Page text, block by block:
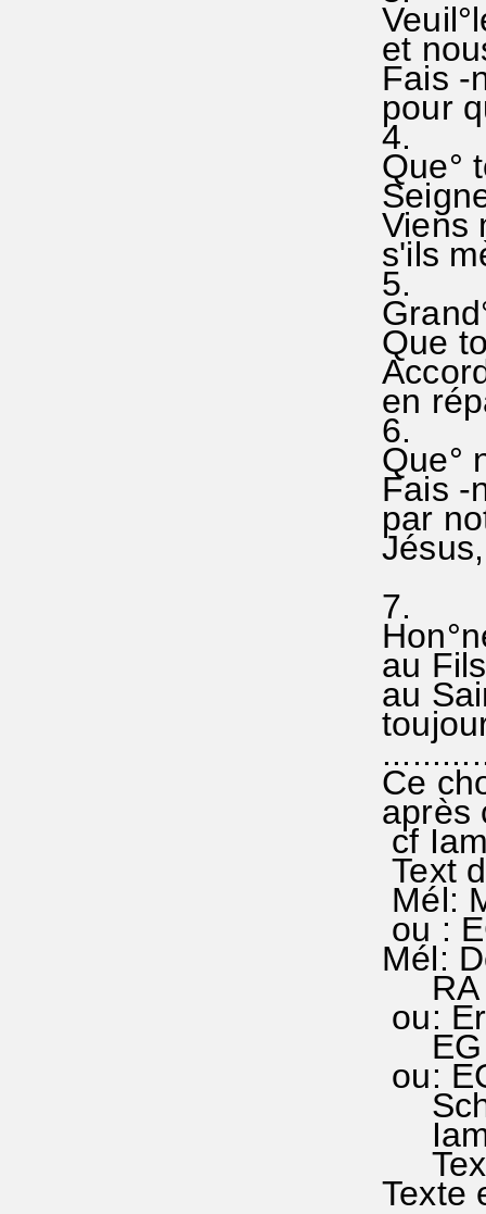
et
Fais -
pour
4.
Que°
Viens
s'ils
5.
Que
en
6.
Que°
Fais -
par
7.
au
au
Ce
après
cf
Text
Mél:
ou :
Mél:
RA
ou:
EG
ou:
Iam
Text
Texte